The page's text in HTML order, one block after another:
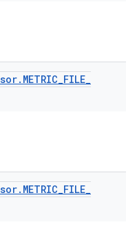
. METRIC_FILE_
. METRIC_FILE_